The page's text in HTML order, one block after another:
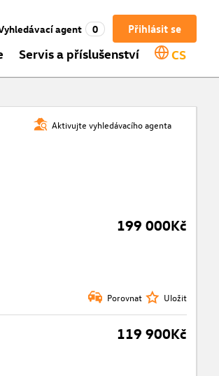
Přihlásit se
agent 0
Servis a příslušenství CS
Aktivujte vyhledávacího agenta
199 000Kč
Porovnat Uložit
119 900Kč